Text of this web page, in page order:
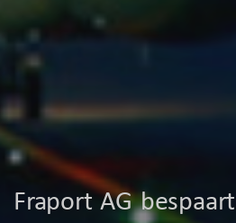
Fraport AG